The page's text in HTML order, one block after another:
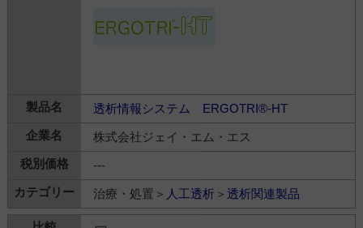
透析情報システム ERGOTRI®-HT
株式会社ジェイ・エム・エス
---
治療・処置＞ 人工透析＞ 透析関連製品